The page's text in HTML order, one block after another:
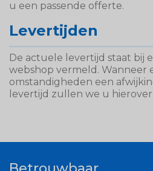
u een passende offerte.
Levertijden
De actuele levertijd staat bij
webshop vermeld. Wanneer
omstandigheden een
levertijd zullen we u